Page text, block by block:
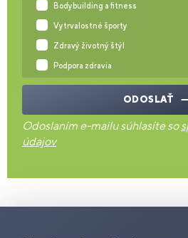
Bodybuilding a fitness
Vytrvalostné športy
Zdravý životný štýl
Podpora zdravia
ODOSLAŤ
Odoslaním e-mailu súhlasíte so
údajov